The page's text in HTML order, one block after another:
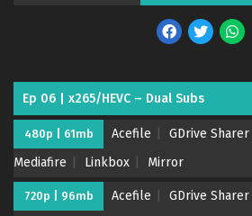
Ep 06 | x265/HEVC – Dual Subs
480p | 61mb Acefile GDrive Sharer
Mediafire
Linkbox Mirror
720p | 96mb Acefile GDrive Sharer